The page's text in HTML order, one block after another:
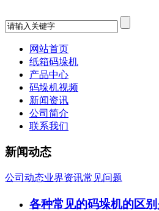
网站首页
纸箱码垛机
产品中心
码垛机视频
新闻资讯
公司简介
联系我们
新闻动态
公司动态业界资讯常见问题
各种常见的码垛机的区别